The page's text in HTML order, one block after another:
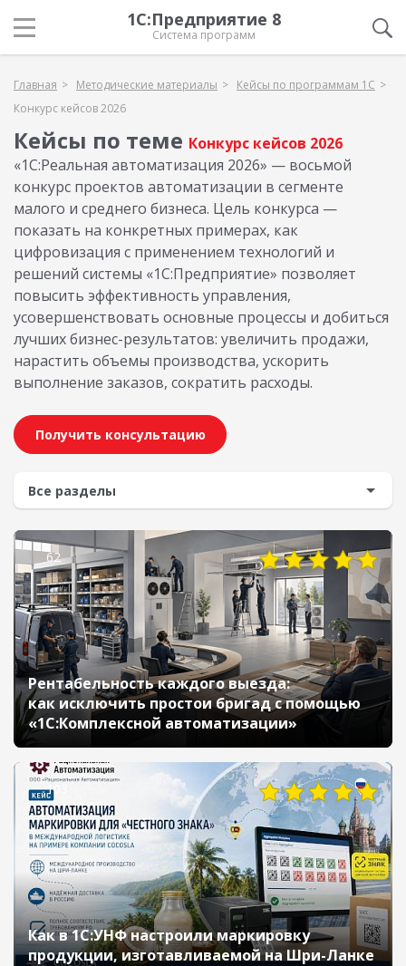
1С:Предприятие 8
Система программ
Главная Методические материалы
Кейсы по программам 1С
Конкурс кейсов 2026
Кейсы по теме Конкурс кейсов 2026
«1С:Реальная автоматизация 2026» — восьмой
конкурс проектов автоматизации в сегменте
малого и среднего бизнеса. Цель конкурса —
показать на конкретных примерах, как
цифровизация с применением технологий и
решений системы «1С:Предприятие» позволяет
повысить эффективность управления,
усовершенствовать основные процессы и добиться
лучших бизнес-результатов: увеличить продажи,
нарастить объемы производства, ускорить
выполнение заказов, сократить расходы.
Получить консультацию
62
Рентабельность каждого выезда:
как исключить простои бригад с помощью
«1С:Комплексной автоматизации»
103
Как в 1С:УНФ настроили маркировку
продукции, изготавливаемой на Шри-Ланке